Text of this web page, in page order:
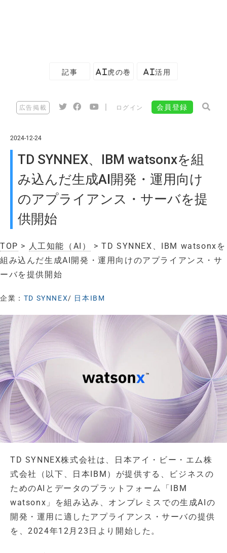
記事 AI虎の巻 AI活用
広告掲載 ログイン 会員登録
2024-12-24
TD SYNNEX、IBM watsonxを組
み込んだ生成AI開発・運用向け
のアプライアンス・サーバを提
供開始
TOP > 人工知能（AI）
> TD SYNNEX、IBM watsonxを
組み込んだ生成AI開発・運用向けのアプライアンス・サ
ーバを提供開始
企業： TD SYNNEX/ 日本IBM
TD SYNNEX株式会社は、日本アイ・ビー・エム株
式会社（以下、日本IBM）が提供する、ビジネスの
ためのAIとデータのプラットフォーム「IBM
watsonx」を組み込み、オンプレミスでの生成AIの
開発・運用に適したアプライアンス・サーバの提供
を、2024年12月23日より開始した。